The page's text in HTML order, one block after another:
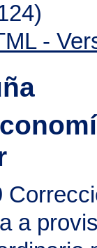
-
a